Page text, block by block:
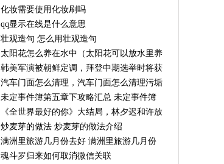
化妆需要使用化妆刷吗
qq显示在线是什么意思
壮观造句 怎么用壮观造句
太阳花怎么养在水中（太阳花可以放水里养
韩美军演被朝鲜定调，拜登中期选举时将获
汽车门面怎么清理，汽车门面怎么清理污垢
未定事件簿第五章下攻略汇总 未定事件簿
《全世界最好的你》大结局，林夕迟和许放
炒麦芽的做法 炒麦芽的做法介绍
满洲里旅游几月份去好 满洲里旅游几月份
魂斗罗归来如何取消微信关联